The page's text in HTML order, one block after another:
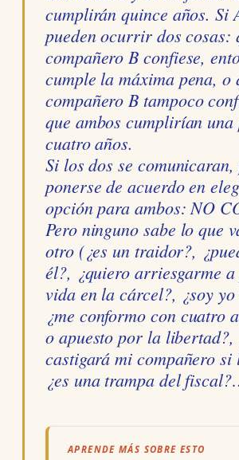
cumplirán quince años. Si
pueden ocurrir dos cosas:
compañero B confiese,
cumple la máxima pena, o
compañero B tampoco
que ambos cumplirían una
cuatro años.
Si los dos se
ponerse de acuerdo en
opción para ambos: NO
Pero ninguno sabe lo que
otro (¿es un traidor?,
él?, ¿quiero arriesgarme
vida en la cárcel?, ¿soy
¿me conformo con cuatro
o apuesto por la libertad?,
castigará mi compañero si
¿es una trampa del
APRENDE MÁS SOBRE ESTO